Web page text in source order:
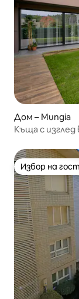
Дом – Mungia
Къща с
Избор на
Избор на